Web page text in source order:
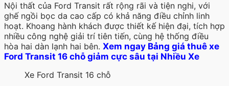
Nội thất của Ford Transit rất rộng rãi và tiện nghi, với
ghế ngồi bọc da cao cấp có khả năng điều chỉnh linh
hoạt. Khoang hành khách được thiết kế hiện đại, tích hợp
nhiều công nghệ giải trí tiên tiến, cùng hệ thống điều
hòa hai dàn lạnh hai bên. Xem ngay Bảng giá thuê xe
Ford Transit 16 chỗ giảm cực sâu tại Nhiều Xe
Xe Ford Transit 16 chỗ